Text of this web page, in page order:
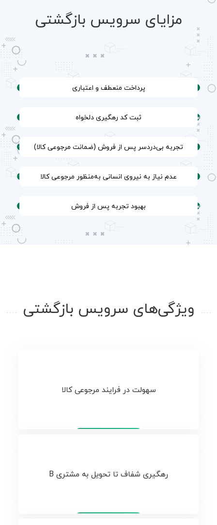
مزایای سرویس بازگشتی
پرداخت منعطف و اعتباری
ثبت کد رهگیری دلخواه
تجربه‌ بی‌دردسر پس از فروش (ضمانت مرجوعی کالا)
عدم نیاز به نیروی انسانی به‌منظور مرجوعی کالا
بهبود تجربه پس از فروش
ویژگی‌های سرویس بازگشتی
سهولت در فرایند مرجوعی کالا
رهگیری شفاف تا تحویل به مشتری B